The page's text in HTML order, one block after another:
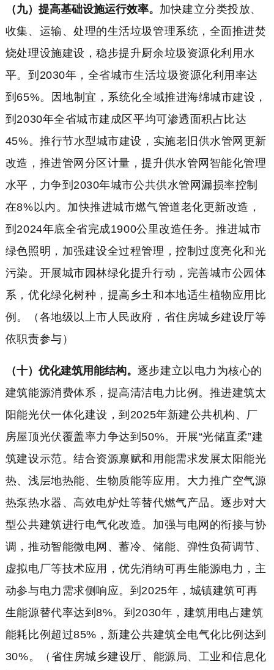
（九）提高基础设施运行效率。 加快建立分类投放、
收集、运输、处理的生活垃圾管理系统，全面推进焚
烧处理设施建设，稳步提升厨余垃圾资源化利用水
平。到2030年，全省城市生活垃圾资源化利用率达
到65%。因地制宜，系统化全域推进海绵城市建设，
到2030年全省城市建成区平均可渗透面积占比达
45%。推行节水型城市建设，实施老旧供水管网更新
改造，推进管网分区计量，提升供水管网智能化管理
水平，力争到2030年城市公共供水管网漏损率控制
在8%以内。加快推进城市燃气管道老化更新改造，
到2024年底全省完成1900公里改造任务。推进城市
绿色照明，加强建设全过程管理，控制过度亮化和光
污染。开展城市园林绿化提升行动，完善城市公园体
系，优化绿化树种，提高乡土和本地适生植物应用比
例。（各地级以上市人民政府，省住房城乡建设厅等
依职责参与）
（十）优化建筑用能结构。 逐步建立以电力为核心的
建筑能源消费体系，提高清洁电力比例。推进建筑太
阳能光伏一体化建设，到2025年新建公共机构、厂
房屋顶光伏覆盖率力争达到50%。开展“光储直柔”建
筑建设示范。结合资源禀赋和用能需求发展太阳能光
热、浅层地热能、生物质能等应用。大力推广空气源
热泵热水器、高效电炉灶等替代燃气产品。逐步对大
型公共建筑进行电气化改造。加强与电网的衔接与协
调，推动智能微电网、蓄冷、储能、弹性负荷调节、
虚拟电厂等技术应用，优先消纳可再生能源电力，主
动参与电力需求侧响应。到2025年，城镇建筑可再
生能源替代率达到8%。到2030年，建筑用电占建筑
能耗比例超过85%，新建公共建筑全电气化比例达到
30%。（省住房城乡建设厅、能源局、工业和信息化